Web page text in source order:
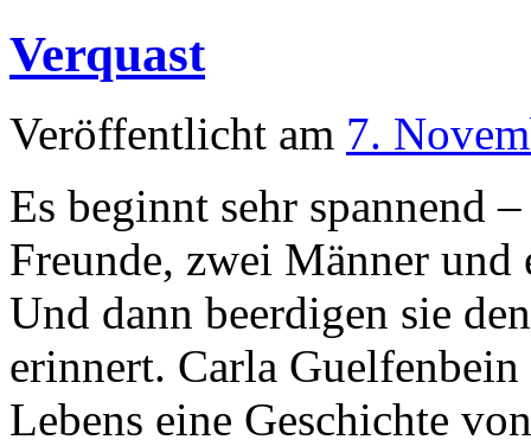
Verquast
Veröffentlicht am 7.
Es beginnt sehr spannend
Freunde, zwei Männer und
Und dann beerdigen sie
erinnert. Carla
Lebens eine Geschichte